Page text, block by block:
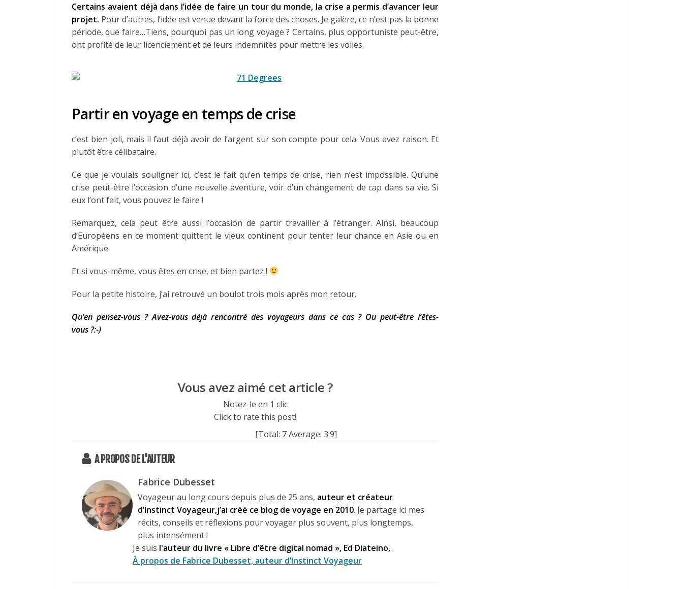
Certains avaient déjà dans l’idée de faire un tour du monde, la crise a permis d’avancer leur
projet. Pour d’autres, l’idée est venue devant la force des choses. Je galère, ce n’est pas la bonne
période, que faire…Tiens, pourquoi pas un long voyage ? Certains, plus opportuniste peut-être,
ont profité de leur licenciement et de leurs indemnités pour mettre les voiles.
Partir en voyage en temps de crise
c’est bien joli, mais il faut déjà avoir de l’argent sur son compte pour cela. Vous avez raison. Et
plutôt être célibataire.
Ce que je voulais souligner ici, c’est le fait qu’en temps de crise, rien n’est impossible. Qu’une
crise peut-être l’occasion d’une nouvelle aventure, voir d’un changement de cap dans sa vie. Si
eux l’ont fait, vous pouvez le faire !
Remarquez, cela peut être aussi l’occasion de partir travailler à l’étranger. Ainsi, beaucoup
d’Européens en ce moment quittent le vieux continent pour tenter leur chance en Asie ou en
Amérique.
Et si vous-même, vous êtes en crise, et bien partez !
Pour la petite histoire, j’ai retrouvé un boulot trois mois après mon retour.
Qu’en pensez-vous ? Avez-vous déjà rencontré des voyageurs dans ce cas ? Ou peut-être l’êtes-
vous ?:-)
Vous avez aimé cet article ?
Notez-le en 1 clic
Click to rate this post!
[Total: 7Average: 3.9]
A PROPOS DE L'AUTEUR
Fabrice Dubesset
Voyageur au long cours depuis plus de 25 ans, auteur et créateur
d’Instinct Voyageur,j’ai créé ce blog de voyage en 2010. Je partage ici mes
récits, conseils et réflexions pour voyager plus souvent, plus longtemps,
plus intensément !
Je suis l'auteur du livre « Libre d’être digital nomad », Ed Diateino,.
À propos de Fabrice Dubesset, auteur d’Instinct Voyageur